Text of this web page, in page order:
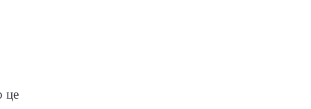
це